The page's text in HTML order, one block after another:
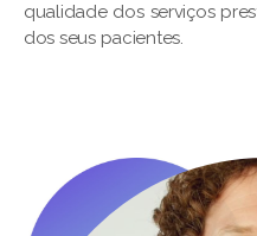
qualidade dos serviços
dos seus pacientes.